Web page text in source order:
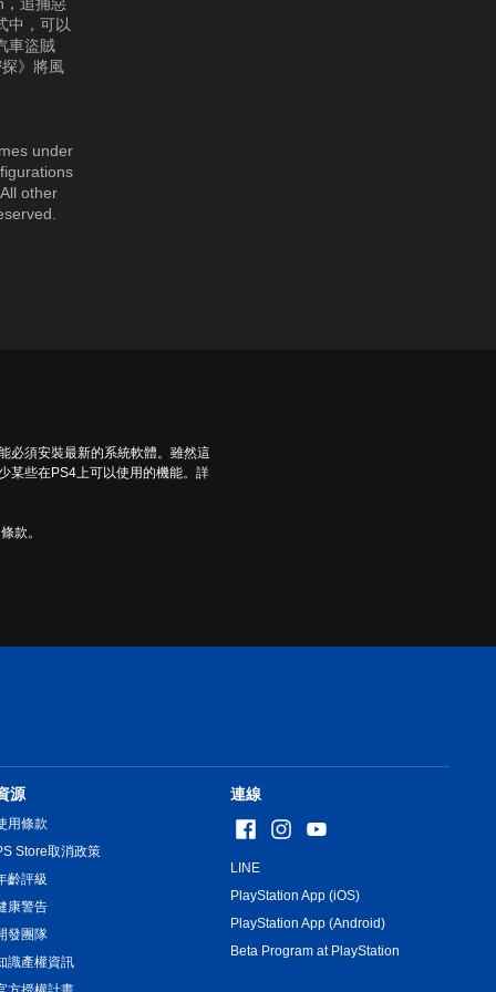
中，可以
車盜賊
》將風
under
other
必須安裝最新的系統軟體。雖然這
某些在PS4上可以使用的機能。詳
款。
源
用條款
Store取消政策
齡評級
康警告
發團隊
識產權資訊
連線
LINE
PlayStation App (iOS)
PlayStation App (Android)
Beta Program at PlayStation